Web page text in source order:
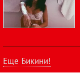
Еще Бикини!